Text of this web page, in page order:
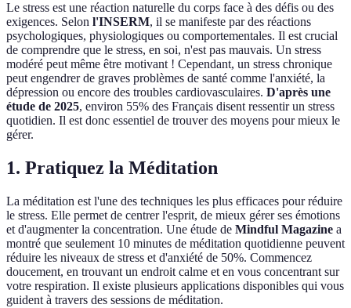
Le stress est une réaction naturelle du corps face à des défis ou des
exigences. Selon l'INSERM, il se manifeste par des réactions
psychologiques, physiologiques ou comportementales. Il est crucial
de comprendre que le stress, en soi, n'est pas mauvais. Un stress
modéré peut même être motivant ! Cependant, un stress chronique
peut engendrer de graves problèmes de santé comme l'anxiété, la
dépression ou encore des troubles cardiovasculaires. D'après une
étude de 2025, environ 55% des Français disent ressentir un stress
quotidien. Il est donc essentiel de trouver des moyens pour mieux le
gérer.
1. Pratiquez la Méditation
La méditation est l'une des techniques les plus efficaces pour réduire
le stress. Elle permet de centrer l'esprit, de mieux gérer ses émotions
et d'augmenter la concentration. Une étude de Mindful Magazine a
montré que seulement 10 minutes de méditation quotidienne peuvent
réduire les niveaux de stress et d'anxiété de 50%. Commencez
doucement, en trouvant un endroit calme et en vous concentrant sur
votre respiration. Il existe plusieurs applications disponibles qui vous
guident à travers des sessions de méditation.